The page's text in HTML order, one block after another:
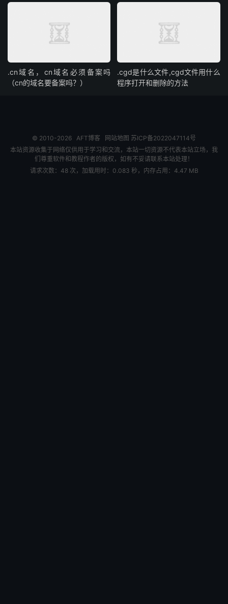
.cn域名，cn域名必须备案吗
（cn的域名要备案吗？）
.cgd是什么文件,cgd文件用什么
程序打开和删除的方法
© 2010-2026 AFT博客 网站地图 苏ICP备2022047114号
本站资源收集于网络仅供用于学习和交流，本站一切资源不代表本站立场，我
们尊重软件和教程作者的版权，如有不妥请联系本站处理！
请求次数：48 次，加载用时：0.083 秒，内存占用：4.47 MB